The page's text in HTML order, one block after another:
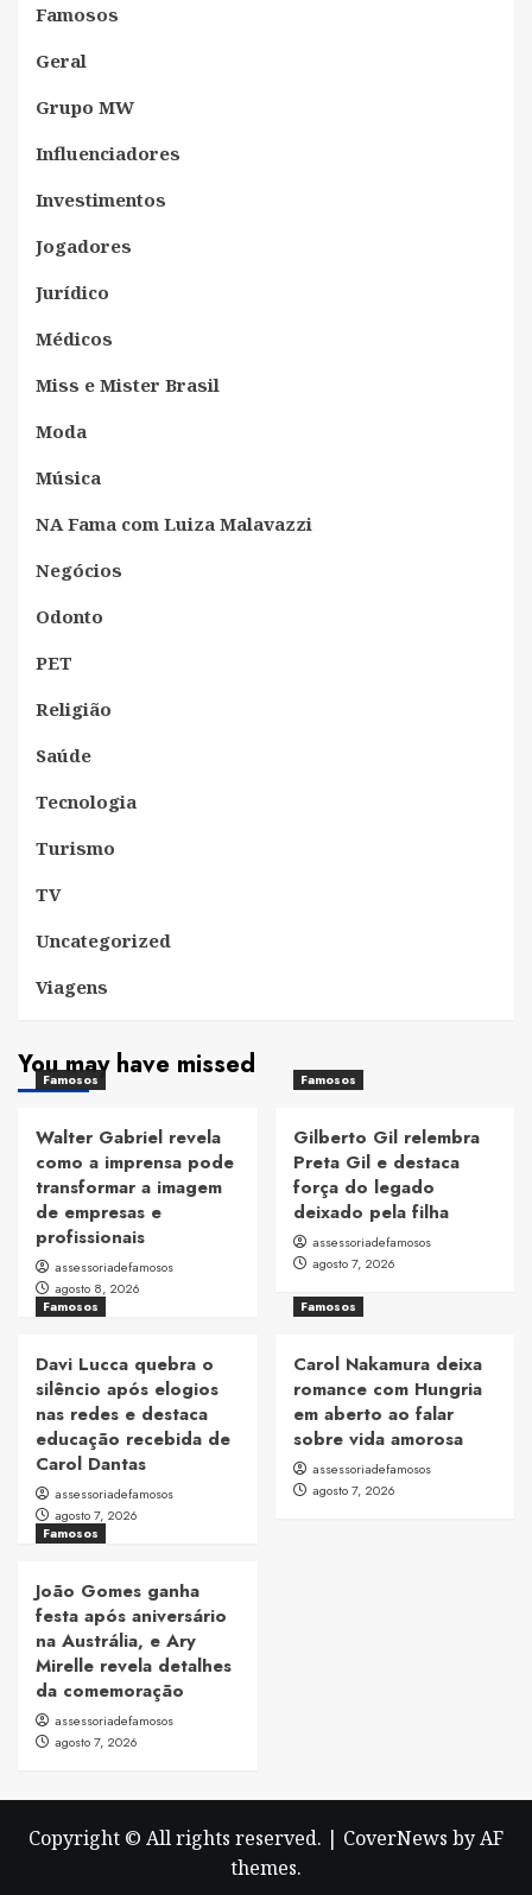
Famosos
Geral
Grupo MW
Influenciadores
Investimentos
Jogadores
Jurídico
Médicos
Miss e Mister Brasil
Moda
Música
NA Fama com Luiza Malavazzi
Negócios
Odonto
PET
Religião
Saúde
Tecnologia
Turismo
TV
Uncategorized
Viagens
You may have missed
Famosos
Walter Gabriel revela
como a imprensa pode
transformar a imagem
de empresas e
profissionais
assessoriadefamosos
agosto 8, 2026
Famosos
Gilberto Gil relembra
Preta Gil e destaca
força do legado
deixado pela filha
assessoriadefamosos
agosto 7, 2026
Famosos
Davi Lucca quebra o
silêncio após elogios
nas redes e destaca
educação recebida de
Carol Dantas
assessoriadefamosos
agosto 7, 2026
Famosos
Carol Nakamura deixa
romance com Hungria
em aberto ao falar
sobre vida amorosa
assessoriadefamosos
agosto 7, 2026
Famosos
João Gomes ganha
festa após aniversário
na Austrália, e Ary
Mirelle revela detalhes
da comemoração
assessoriadefamosos
agosto 7, 2026
Copyright © All rights reserved. | CoverNews by AF
themes.